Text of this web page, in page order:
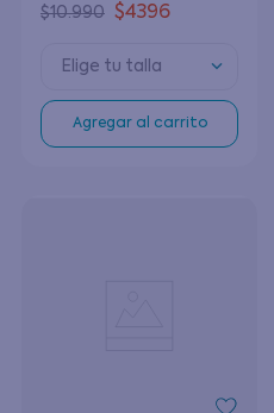
$10.990 $4396
Elige tu talla
Agregar al carrito